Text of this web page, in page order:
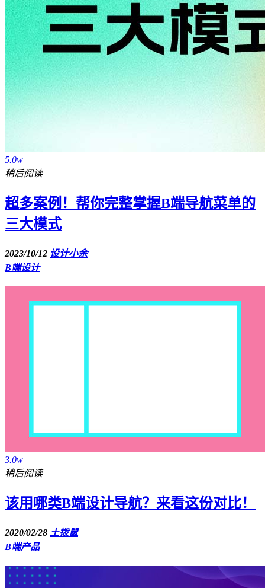
5.0w
稍后阅读
超多案例！帮你完整掌握B端导航菜单的
三大模式
2023/10/12 设计小余
B端设计
3.0w
稍后阅读
该用哪类B端设计导航？来看这份对比！
2020/02/28 土拨鼠
B端产品